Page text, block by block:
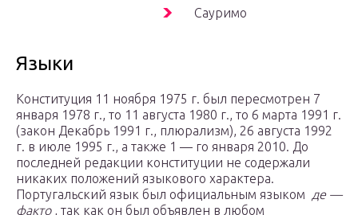
Сауримо
Языки
Конституция 11 ноября 1975 г. был пересмотрен 7
января 1978 г., то 11 августа 1980 г., то 6 марта 1991 г.
(закон Декабрь 1991 г., плюрализм), 26 августа 1992
г. в июле 1995 г., а также 1 — го января 2010. До
последней редакции конституции не содержали
никаких положений языкового характера.
Португальский язык был официальным языком де —
факто, так как он был объявлен в любом